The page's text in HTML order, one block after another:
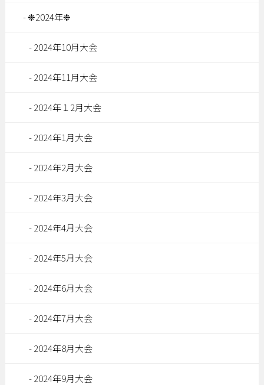
❉2024年❉
2024年10月大会
2024年11月大会
2024年１2月大会
2024年1月大会
2024年2月大会
2024年3月大会
2024年4月大会
2024年5月大会
2024年6月大会
2024年7月大会
2024年8月大会
2024年9月大会